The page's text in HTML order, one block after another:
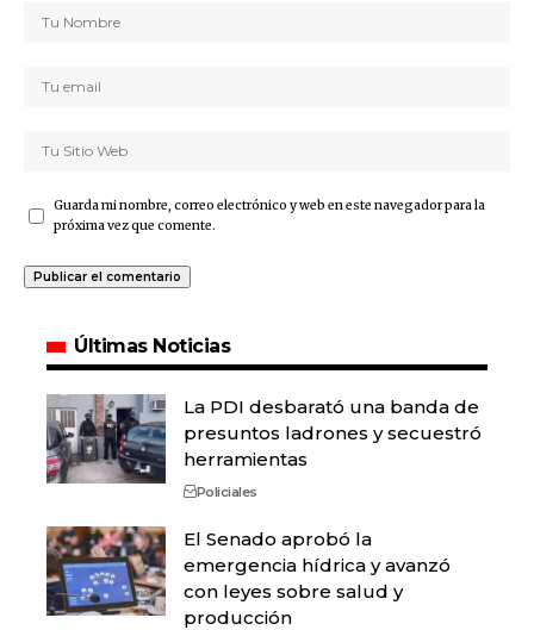
Guarda mi nombre, correo electrónico y web en este navegador para la
próxima vez que comente.
Últimas Noticias
La PDI desbarató una banda de
presuntos ladrones y secuestró
herramientas
Policiales
El Senado aprobó la
emergencia hídrica y avanzó
con leyes sobre salud y
producción